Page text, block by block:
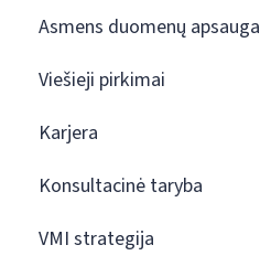
Asmens duomenų apsauga
Viešieji pirkimai
Karjera
Konsultacinė taryba
VMI strategija